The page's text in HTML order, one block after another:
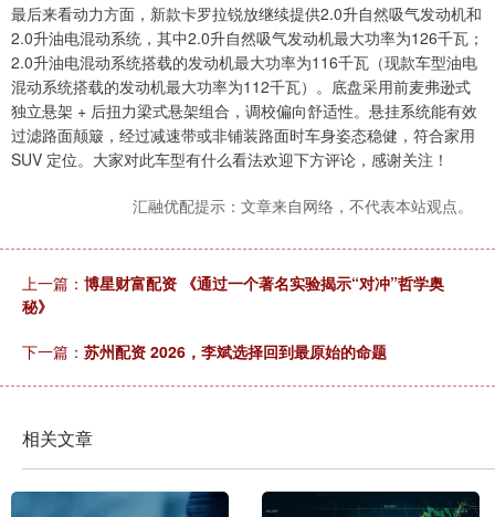
最后来看动力方面，新款卡罗拉锐放继续提供2.0升自然吸气发动机和
2.0升油电混动系统，其中2.0升自然吸气发动机最大功率为126千瓦；
2.0升油电混动系统搭载的发动机最大功率为116千瓦（现款车型油电
混动系统搭载的发动机最大功率为112千瓦）。底盘采用前麦弗逊式
独立悬架 + 后扭力梁式悬架组合，调校偏向舒适性。悬挂系统能有效
过滤路面颠簸，经过减速带或非铺装路面时车身姿态稳健，符合家用
SUV 定位。大家对此车型有什么看法欢迎下方评论，感谢关注！
汇融优配提示：文章来自网络，不代表本站观点。
上一篇： 博星财富配资 《通过一个著名实验揭示“对冲”哲学奥
秘》
下一篇： 苏州配资 2026，李斌选择回到最原始的命题
相关文章